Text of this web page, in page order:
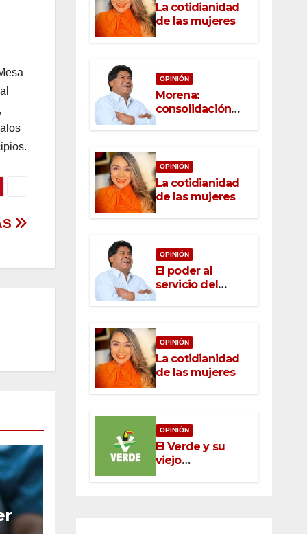
La cotidianidad
de las mujeres
OPINIÓN
Morena:
consolidación
con raíz, rumbo
OPINIÓN
La cotidianidad
de las mujeres
OPINIÓN
El poder al
servicio del
pueblo: la nueva
México
OPINIÓN
La cotidianidad
de las mujeres
OPINIÓN
El Verde y su
viejo
oportunismo